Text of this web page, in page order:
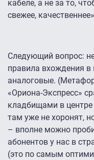
кабеле, а не за то,
свежее,
Следующий вопрос:
правила вхождения в
аналоговые.
«Ориона-Экспресс»
кладбищами в
там уже не хоронят,
– вполне можно
абонентов у нас в
(это по самым